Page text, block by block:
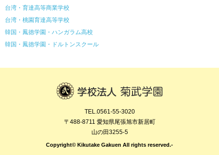
台湾・育達高等商業学校
台湾・桃園育達高等学校
韓国・鳳徳学園・ハンガラム高校
韓国・鳳徳学園・ドルトンスクール
TEL.0561-55-3020
〒488-8711 愛知県尾張旭市新居町
山の田3255-5
Copyright© Kikutake Gakuen All rights reserved.-